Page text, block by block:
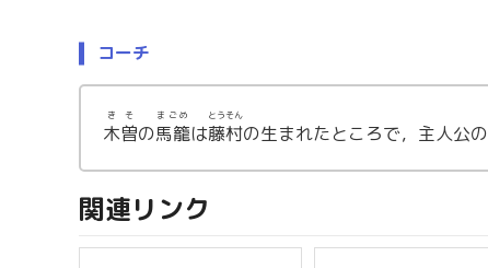
コーチ
木曽
きそ
の馬籠
まごめ
は藤村
とうそん
の生まれたところで，主人公の
関連リンク